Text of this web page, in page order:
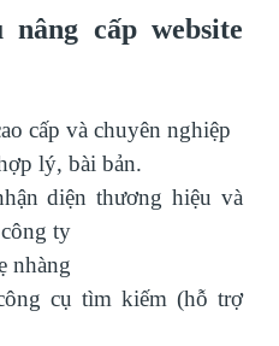
cấp website
cấp và chuyên nghiệp
lý, bài bản.
diện thương hiệu và
ty
nhàng
cụ tìm kiếm (hỗ trợ